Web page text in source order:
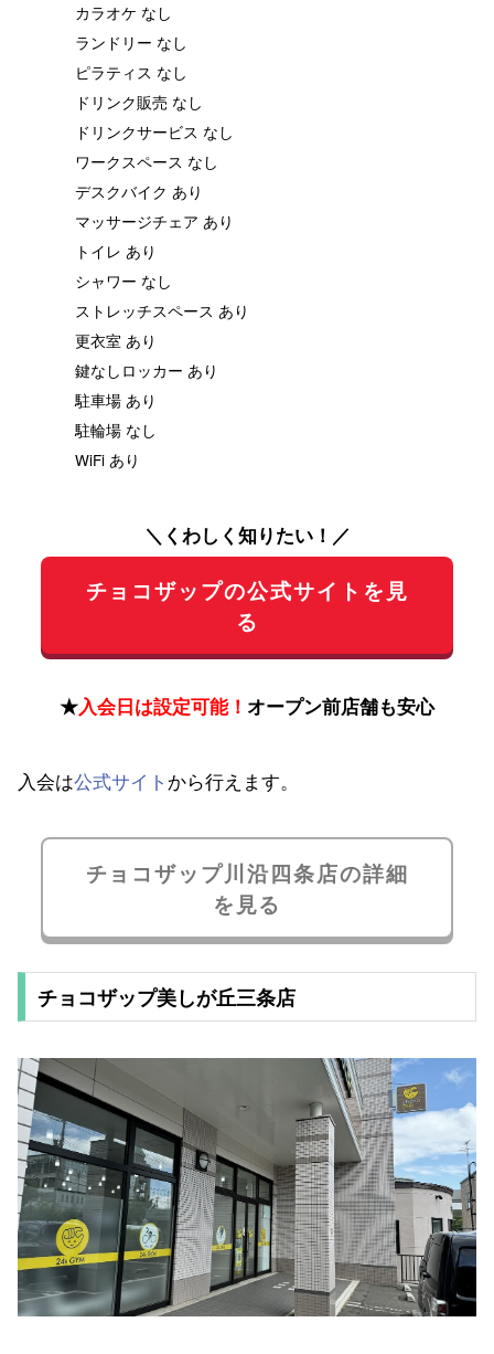
カラオケ なし
ランドリー なし
ピラティス なし
ドリンク販売 なし
ドリンクサービス なし
ワークスペース なし
デスクバイク あり
マッサージチェア あり
トイレ あり
シャワー なし
ストレッチスペース あり
更衣室 あり
鍵なしロッカー あり
駐車場 あり
駐輪場 なし
WiFi あり
＼くわしく知りたい！／
チョコザップの公式サイトを見
る
★入会日は設定可能！ オープン前店舗も安心
入会は公式サイト から行えます。
チョコザップ川沿四条店の詳細
を見る
チョコザップ美しが丘三条店